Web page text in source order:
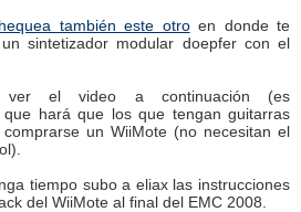
también este otroen donde te
sintetizador modular doepfer con el
el video a continuación (es
que hará que los que tengan guitarras
un WiiMote (no necesitan el
tiempo subo a eliax las instrucciones
del WiiMote al final del EMC 2008.